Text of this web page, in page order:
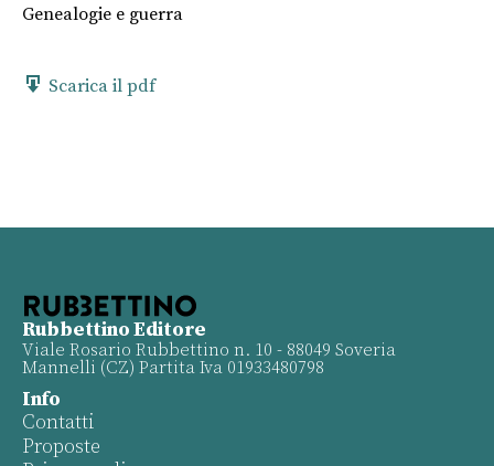
Genealogie e guerra
Scarica il pdf
Rubbettino Editore
Viale Rosario Rubbettino n. 10 - 88049 Soveria
Mannelli (CZ) Partita Iva 01933480798
Info
Contatti
Proposte